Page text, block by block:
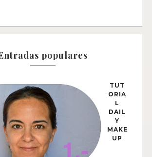
populares
TUT
ORIA
L
DAIL
Y
MAKE
UP